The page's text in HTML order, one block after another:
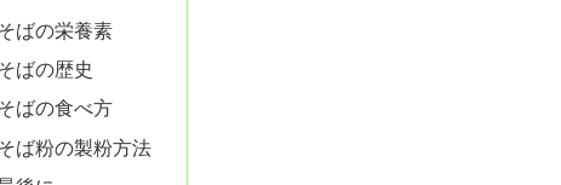
ばの栄養素
ばの歴史
ばの食べ方
ば粉の製粉方法